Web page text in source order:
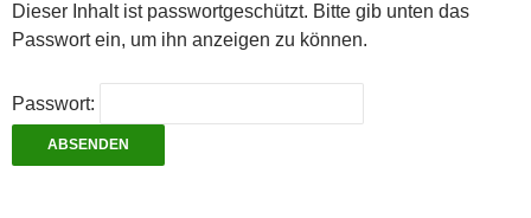
Dieser Inhalt ist passwortgeschützt. Bitte gib unten das
Passwort ein, um ihn anzeigen zu können.
Passwort: